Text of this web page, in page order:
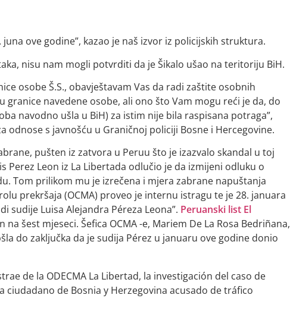
ove godine”, kazao je naš izvor iz policijskih struktura.
nisu nam mogli potvrditi da je Šikalo ušao na teritoriju BiH.
osobe Š.S., obavještavam Vas da radi zaštite osobnih
navedene osobe, ali ono što Vam mogu reći je da, do
navodno ušla u BiH) za istim nije bila raspisana potraga”,
odnose s javnošću u Graničnoj policiji Bosne i Hercegovine.
pušten iz zatvora u Peruu što je izazvalo skandal u toj
Perez Leon iz La Libertada odlučio je da izmijeni odluku o
Tom prilikom mu je izrečena i mjera zabrane napuštanja
prekršaja (OCMA) proveo je internu istragu te je 28. januara
sudije Luisa Alejandra Péreza Leona”. Peruanski list El
šest mjeseci. Šefica OCMA -e, Mariem De La Rosa Bedriñana,
do zaključka da je sudija Pérez u januaru ove godine donio
de la ODECMA La Libertad, la investigación del caso de
de Bosnia y Herzegovina acusado de tráfico